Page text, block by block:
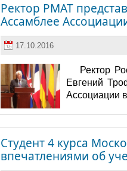
Ректор РМАТ
Ассамблее
17.10.2016
Ректор
Евгений
Ассоциации
Студент 4 курса
впечатлениями об